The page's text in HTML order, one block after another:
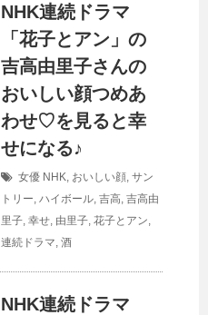
NHK連続ドラマ
「花子とアン」の
吉高由里子さんの
おいしい顔つめあ
わせ♡を見ると幸
せになる♪
女優 NHK, おいしい顔, サン
トリー, ハイボール, 吉高, 吉高由
里子, 幸せ, 由里子, 花子とアン,
連続ドラマ, 酒
NHK連続ドラマ